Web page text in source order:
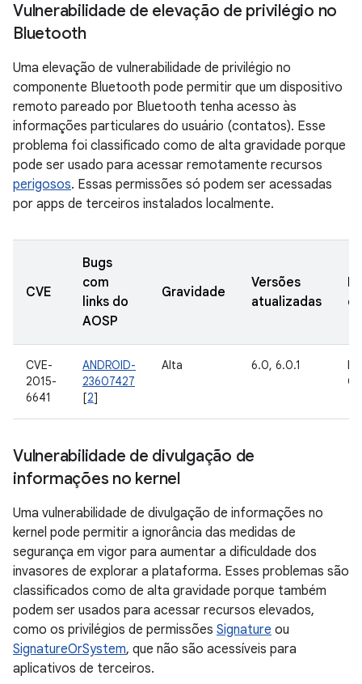
Vulnerabilidade de elevação de privilégio no
Bluetooth
Uma elevação de vulnerabilidade de privilégio no
componente Bluetooth pode permitir que um dispositivo
remoto pareado por Bluetooth tenha acesso às
informações particulares do usuário (contatos). Esse
problema foi classificado como de alta gravidade porque
pode ser usado para acessar remotamente recursos
perigosos. Essas permissões só podem ser acessadas
por apps de terceiros instalados localmente.
CVE
Bugs
com
links do
AOSP
Gravidade
Versões
atualizadas
CVE-
2015-
6641
ANDROID-
23607427
[2]
Alta 6.0, 6.0.1
Vulnerabilidade de divulgação de
informações no kernel
Uma vulnerabilidade de divulgação de informações no
kernel pode permitir a ignorância das medidas de
segurança em vigor para aumentar a dificuldade dos
invasores de explorar a plataforma. Esses problemas são
classificados como de alta gravidade porque também
podem ser usados para acessar recursos elevados,
como os privilégios de permissões Signature ou
SignatureOrSystem, que não são acessíveis para
aplicativos de terceiros.